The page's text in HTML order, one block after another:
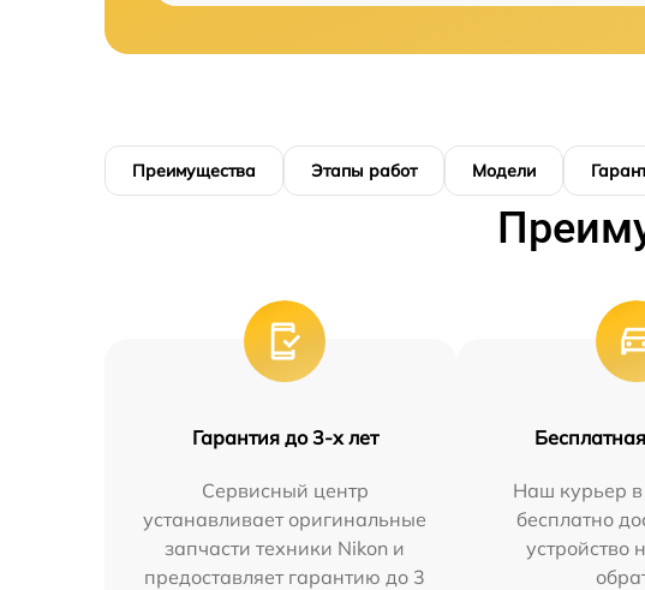
Преимущества Этапы работ Модели
Гарантия до 3-х лет
Сервисный центр
устанавливает оригинальные
запчасти техники Nikon и
предоставляет гарантию до 3
Наш курьер
бесплатно
устройство